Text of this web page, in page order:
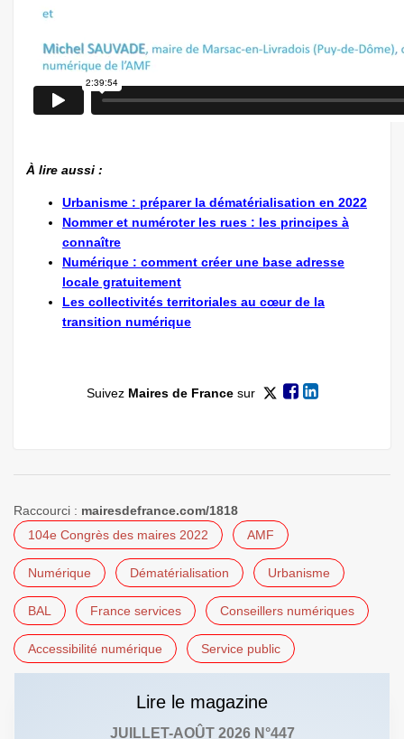
À lire aussi :
Urbanisme : préparer la dématérialisation en 2022
Nommer et numéroter les rues : les principes à
connaître
Numérique : comment créer une base adresse
locale gratuitement
Les collectivités territoriales au cœur de la
transition numérique
Suivez Maires de Francesur
Raccourci : mairesdefrance.com/1818
104e Congrès des maires 2022
AMF
Numérique Dématérialisation Urbanisme
BAL France services Conseillers numériques
Accessibilité numérique Service public
Lire le magazine
JUILLET-AOÛT 2026 N°447